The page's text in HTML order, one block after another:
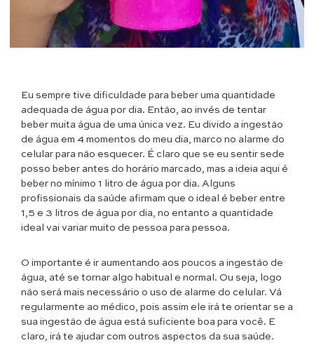
Eu sempre tive dificuldade para beber uma quantidade
adequada de água por dia. Então, ao invés de tentar
beber muita água de uma única vez. Eu divido a ingestão
de água em 4 momentos do meu dia, marco no alarme do
celular para não esquecer. É claro que se eu sentir sede
posso beber antes do horário marcado, mas a ideia aqui é
beber no mínimo 1 litro de água por dia. Alguns
profissionais da saúde afirmam que o ideal é beber entre
1,5 e 3 litros de água por dia, no entanto a quantidade
ideal vai variar muito de pessoa para pessoa.
O importante é ir aumentando aos poucos a ingestão de
água, até se tornar algo habitual e normal. Ou seja, logo
não será mais necessário o uso de alarme do celular. Vá
regularmente ao médico, pois assim ele irá te orientar se a
sua ingestão de água está suficiente boa para você. E
claro, irá te ajudar com outros aspectos da sua saúde.